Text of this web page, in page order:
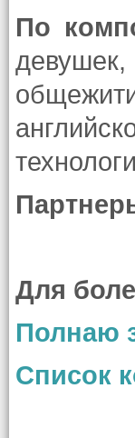
По
Для
Полнаю
Список